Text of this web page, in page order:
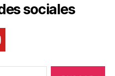
sociales